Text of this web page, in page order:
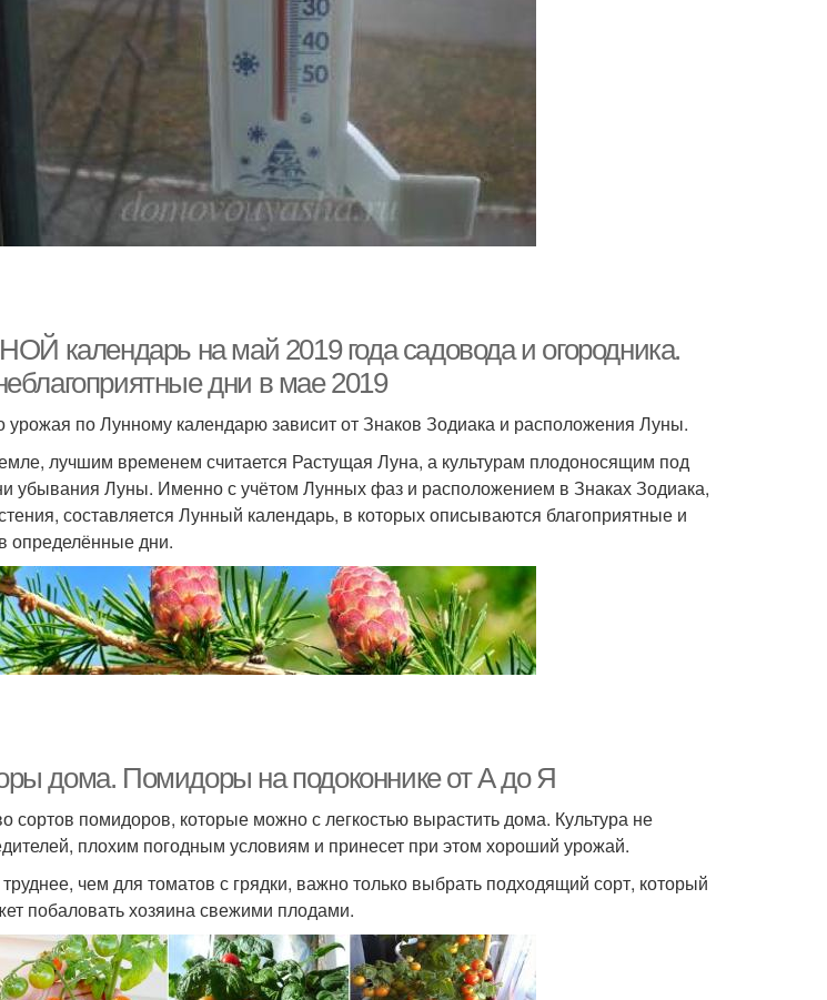
на май 2019 года садовода и огородника.
дни в мае 2019
урожая по Лунному календарю зависит от Знаков Зодиака и расположения Луны.
лучшим временем считается Растущая Луна, а культурам плодоносящим под
убывания Луны. Именно с учётом Лунных фаз и расположением в Знаках Зодиака,
составляется Лунный календарь, в которых описываются благоприятные и
определённые дни.
дома. Помидоры на подоконнике от А до Я
сортов помидоров, которые можно с легкостью вырастить дома. Культура не
плохим погодным условиям и принесет при этом хороший урожай.
чем для томатов с грядки, важно только выбрать подходящий сорт, который
побаловать хозяина свежими плодами.